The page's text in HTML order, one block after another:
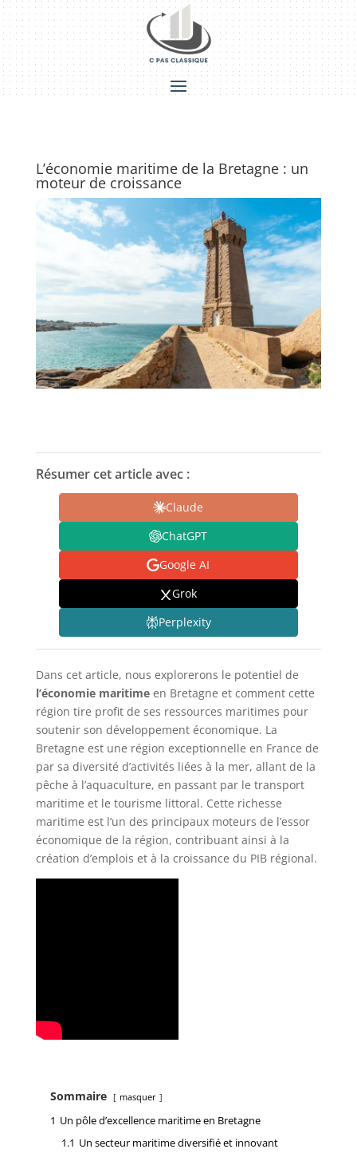
L’économie maritime de la Bretagne : un
moteur de croissance
Résumer cet article avec :
Claude
ChatGPT
Google AI
Grok
Perplexity
Dans cet article, nous explorerons le potentiel de
l’économie maritimeen Bretagne et comment cette
région tire profit de ses ressources maritimes pour
soutenir son développement économique. La
Bretagne est une région exceptionnelle en France de
par sa diversité d’activités liées à la mer, allant de la
pêche à l’aquaculture, en passant par le transport
maritime et le tourisme littoral. Cette richesse
maritime est l’un des principaux moteurs de l’essor
économique de la région, contribuant ainsi à la
création d’emplois et à la croissance du PIB régional.
Sommaire masquer
1 Un pôle d’excellence maritime en Bretagne
1.1 Un secteur maritime diversifié et innovant